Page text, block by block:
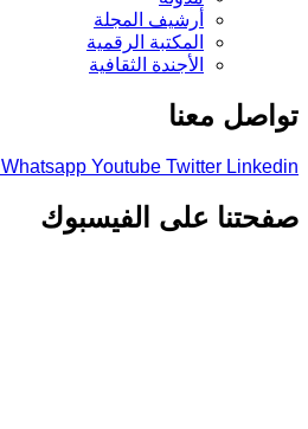
أرشيف المجلة
المكتبة الرقمية
الأجندة الثقافية
تواصل معنا
Whatsapp Youtube Twitter Linkedin
صفحتنا على الفيسبوك